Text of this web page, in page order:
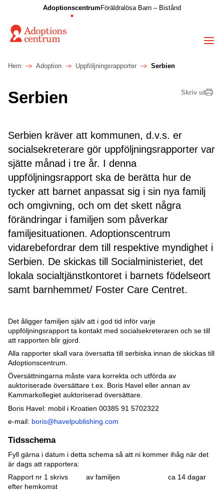
Adoptionscentrum Föräldralösa Barn – Bistånd
Hem Adoption Uppföljningsrapporter Serbien
Skriv ut
Serbien
Serbien kräver att kommunen, d.v.s. er
socialsekreterare gör uppföljningsrapporter var
sjätte månad i tre år. I denna
uppföljningsrapport ska de berätta hur de
tycker att barnet anpassat sig i sin nya familj
och omgivning, och om det skett några
förändringar i familjen som påverkar
familjesituationen. Adoptionscentrum
vidarebefordrar dem till respektive myndighet i
Serbien. De skickas till Socialministeriet, det
lokala socialtjänstkontoret i barnets födelseort
samt barnhemmet/ Foster Care Centret.
Det åligger familjen själv att i god tid inför varje
uppföljningsrapport ta kontakt med socialsekreteraren och se till
att rapporten blir gjord.
Alla rapporter skall vara översatta till serbiska innan de skickas till
Adoptionscentrum.
Översättningarna måste vara korrekta och utförda av
auktoriserade översättare t.ex. Boris Havel eller annan av
Kammarkollegiet auktoriserad översättare.
Boris Havel: mobil i Kroatien 00385 91 5702322
e-mail: boris@havelpublishing.com
Tidsschema
Fyll gärna i datum i detta schema så att ni kommer ihåg när det
är dags att rapportera:
Rapport nr 1 skrivs av familjen ca 14 dagar
efter hemkomst